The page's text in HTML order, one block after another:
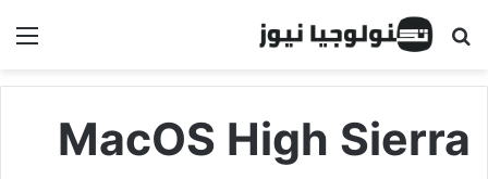
البحث عن
MacOS High Sierra